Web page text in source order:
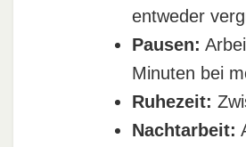
entweder
Pausen:
Minuten bei
Ruhezeit:
Nachtarbeit: